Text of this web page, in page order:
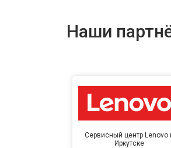
Наши
Сервисный центр Lenovo
Иркутске